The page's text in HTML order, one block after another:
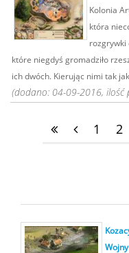
Kolonia
która
rozgrywki
które niegdyś gromadziło
ich dwóch. Kierując nimi tak
(dodano: 04-09-2016, ilość
1 2
Wojny